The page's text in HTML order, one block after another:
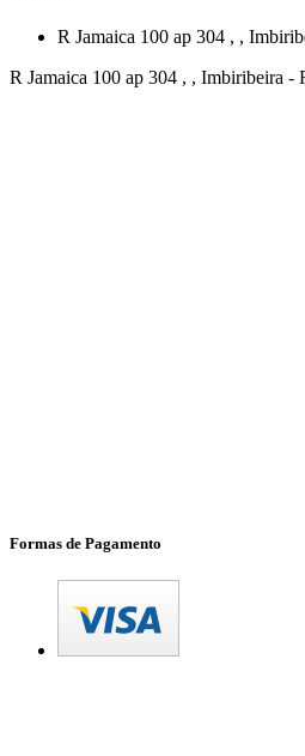
R Jamaica 100 ap 304 , ,
R Jamaica 100 ap 304 , , Imbiribeira -
Formas de Pagamento